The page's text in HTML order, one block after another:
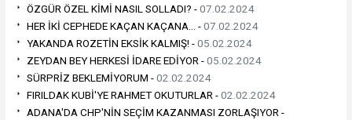
ÖZGÜR ÖZEL KİMİ NASIL SOLLADI? -07.02.2024
HER İKİ CEPHEDE KAÇAN KAÇANA… -07.02.2024
YAKANDA ROZETİN EKSİK KALMIŞ! -05.02.2024
ZEYDAN BEY HERKESİ İDARE EDİYOR -05.02.2024
SÜRPRİZ BEKLEMİYORUM -02.02.2024
FIRILDAK KUBİ'YE RAHMET OKUTURLAR -02.02.2024
ADANA'DA CHP'NİN SEÇİM KAZANMASI ZORLAŞIYOR -